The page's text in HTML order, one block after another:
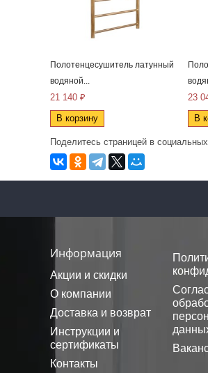
Полотенцесушитель латунный
водяной...
21 140 ₽
В корзину
23
В
Поделитесь страницей в
Информация
Акции и скидки
О компании
Доставка и возврат
Инструкции и
сертификаты
Контакты